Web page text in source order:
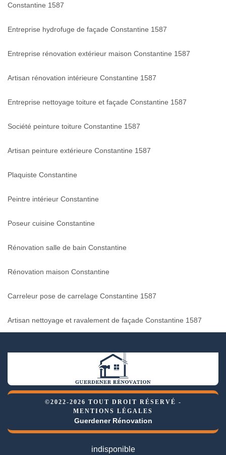
Constantine 1587
Entreprise hydrofuge de façade Constantine 1587
Entreprise rénovation extérieur maison Constantine 1587
Artisan rénovation intérieure Constantine 1587
Entreprise nettoyage toiture et façade Constantine 1587
Société peinture toiture Constantine 1587
Artisan peinture extérieure Constantine 1587
Plaquiste Constantine
Peintre intérieur Constantine
Poseur cuisine Constantine
Rénovation salle de bain Constantine
Rénovation maison Constantine
Carreleur pose de carrelage Constantine 1587
Artisan nettoyage et ravalement de façade Constantine 1587
©2022-2026 TOUT DROIT RÉSERVÉ -
MENTIONS LÉGALES
Guerdener Rénovation
indisponible